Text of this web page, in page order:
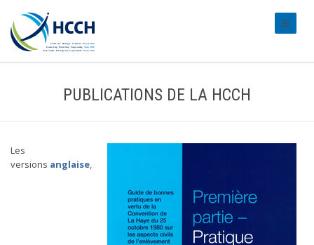
PUBLICATIONS DE LA HCCH
Les
versions anglaise,